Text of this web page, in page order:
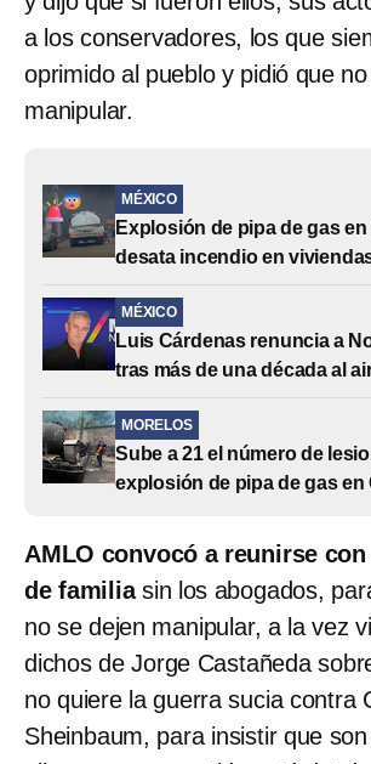
a los conservadores, los que
oprimido al pueblo y pidió que
manipular.
MÉXICO
Explosión de pipa de gas
desata incendio en
MÉXICO
Luis Cárdenas renuncia a
tras más de una década al
MORELOS
Sube a 21 el número de
explosión de pipa de gas en
AMLO convocó a reunirse
de familiasin los abogados,
no se dejen manipular, a la vez
dichos de Jorge Castañeda
no quiere la guerra sucia contra
Sheinbaum, para insistir que